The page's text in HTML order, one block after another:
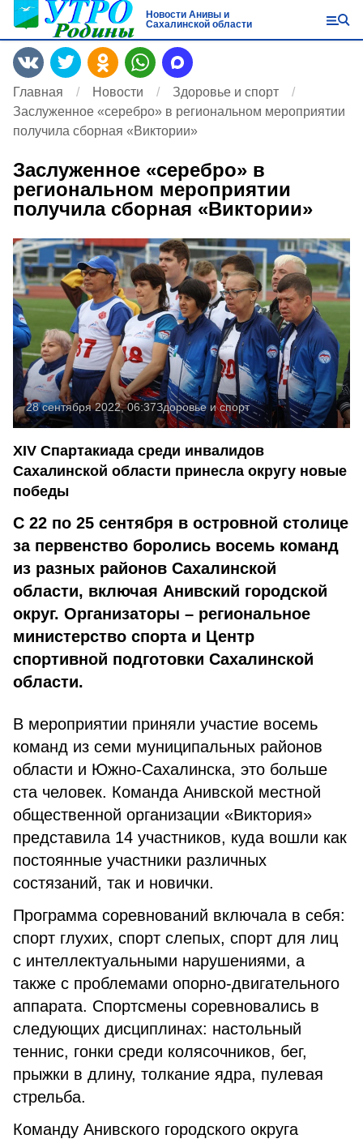
Новости Анивы и
Сахалинской области
Главная Новости
Здоровье и спорт
Заслуженное «серебро» в региональном мероприятии
получила сборная «Виктории»
Заслуженное «серебро» в
региональном мероприятии
получила сборная «Виктории»
28 сентября 2022, 06:37Здоровье и спорт
XIV Спартакиада среди инвалидов
Сахалинской области принесла округу новые
победы
С 22 по 25 сентября в островной столице
за первенство боролись восемь команд
из разных районов Сахалинской
области, включая Анивский городской
округ. Организаторы – региональное
министерство спорта и Центр
спортивной подготовки Сахалинской
области.
В мероприятии приняли участие восемь
команд из семи муниципальных районов
области и Южно-Сахалинска, это больше
ста человек. Команда Анивской местной
общественной организации «Виктория»
представила 14 участников, куда вошли как
постоянные участники различных
состязаний, так и новички.
Программа соревнований включала в себя:
спорт глухих, спорт слепых, спорт для лиц
с интеллектуальными нарушениями, а
также с проблемами опорно-двигательного
аппарата. Спортсмены соревновались в
следующих дисциплинах: настольный
теннис, гонки среди колясочников, бег,
прыжки в длину, толкание ядра, пулевая
стрельба.
Команду Анивского городского округа